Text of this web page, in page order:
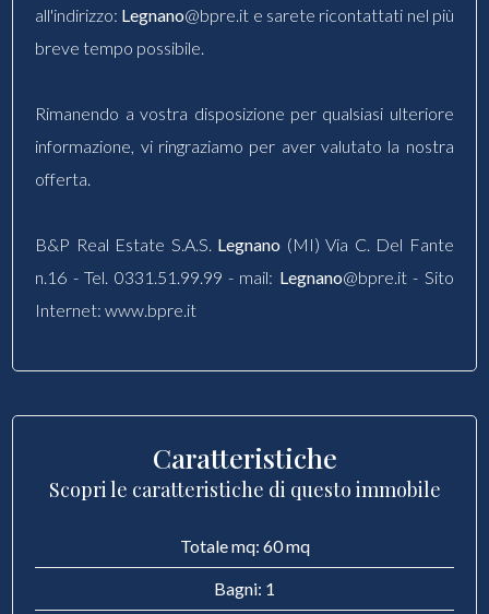
all'indirizzo: Legnano@bpre.it e sarete ricontattati nel più
breve tempo possibile.
Rimanendo a vostra disposizione per qualsiasi ulteriore
informazione, vi ringraziamo per aver valutato la nostra
offerta.
B&P Real Estate S.A.S. Legnano (MI) Via C. Del Fante
n.16 - Tel. 0331.51.99.99 - mail: Legnano@bpre.it - Sito
Internet: www.bpre.it
Caratteristiche
Scopri le caratteristiche di questo immobile
Totale mq: 60 mq
Bagni: 1